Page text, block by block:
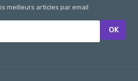
meilleurs articles par email
OK